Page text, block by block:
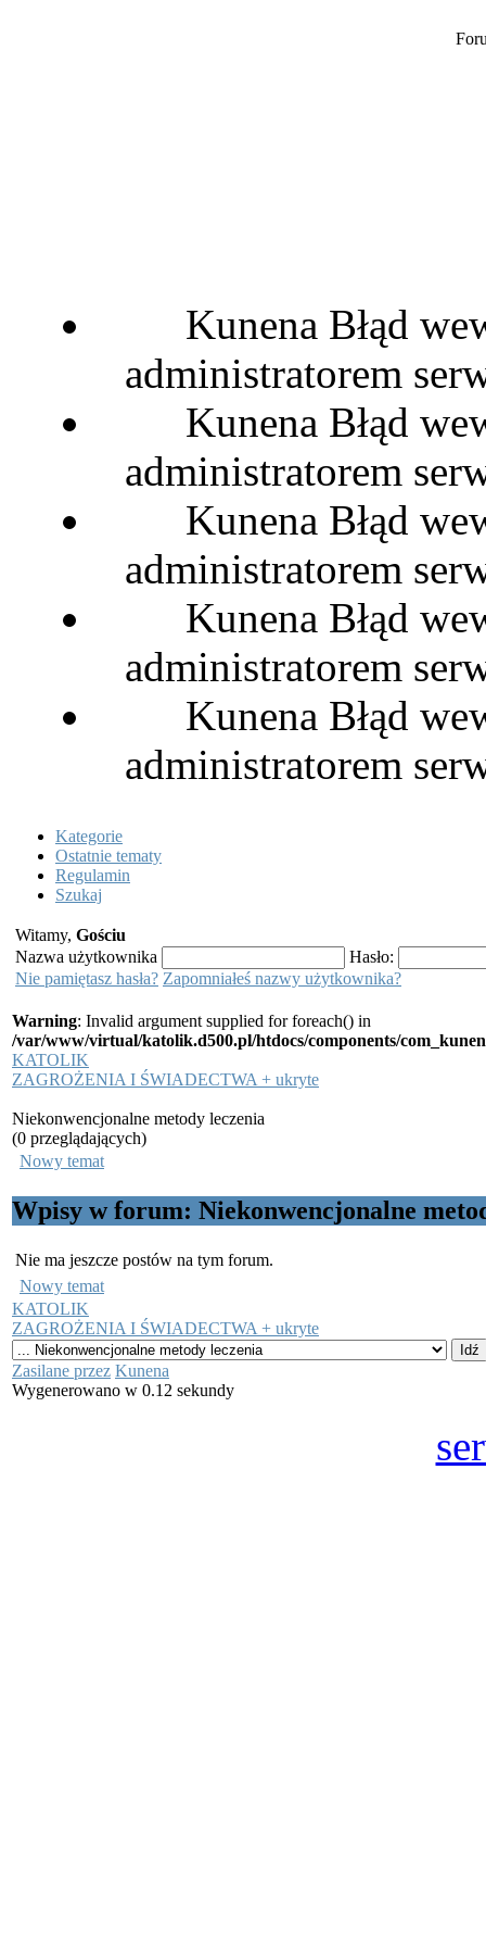
Kunena Błąd
administratorem
Kunena Błąd
administratorem
Kunena Błąd
administratorem
Kunena Błąd
administratorem
Kunena Błąd
administratorem
Kategorie
Ostatnie tematy
Regulamin
Szukaj
Witamy, Gościu
Nazwa użytkownika
Hasło:
Nie pamiętasz hasła? Zapomniałeś nazwy użytkownika?
Warning: Invalid argument supplied for foreach() in
/var/www/virtual/katolik.d500.pl/htdocs/components/
KATOLIK
ZAGROŻENIA I ŚWIADECTWA + ukryte
Niekonwencjonalne metody leczenia
(0 przeglądających)
Nowy temat
Wpisy w forum: Niekonwencjonalne
Nie ma jeszcze postów na tym forum.
Nowy temat
KATOLIK
ZAGROŻENIA I ŚWIADECTWA + ukryte
Zasilane przez Kunena
Wygenerowano w 0.12 sekundy